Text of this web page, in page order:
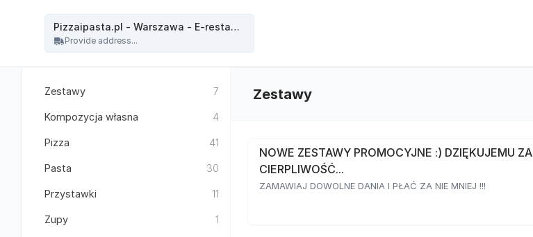
Pizzaipasta.pl - Warszawa - E-restauracja
Provide address...
Zestawy 7
Kompozycja własna 4
Pizza 41
Pasta 30
Przystawki 11
Zupy 1
Zestawy
NOWE ZESTAWY PROMOCYJNE :) DZIĘKUJEMU ZA
CIERPLIWOŚĆ...
ZAMAWIAJ DOWOLNE DANIA I PŁAĆ ZA NIE MNIEJ !!!